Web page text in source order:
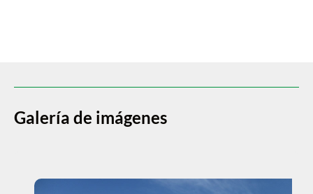
Galería de imágenes